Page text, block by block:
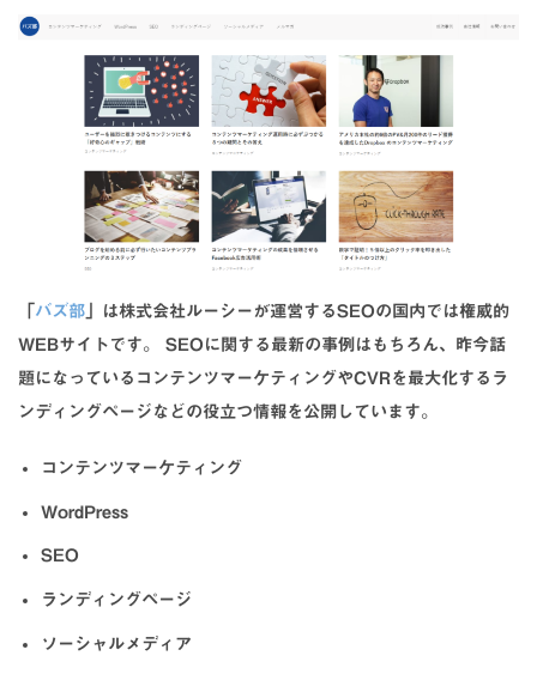
「バズ部 」は株式会社ルーシーが運営するSEOの国内では権威的
WEBサイトです。 SEOに関する最新の事例はもちろん、昨今話
題になっているコンテンツマーケティングやCVRを最大化するラ
ンディングページなどの役立つ情報を公開しています。
コンテンツマーケティング
WordPress
SEO
ランディングページ
ソーシャルメディア